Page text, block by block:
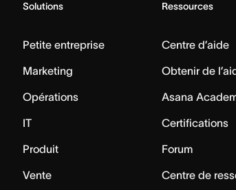
Solutions
Petite entreprise
Marketing
Opérations
IT
Produit
Vente
Ressources
Centre d’aide
Obtenir de
Asana
Certifications
Forum
Centre de